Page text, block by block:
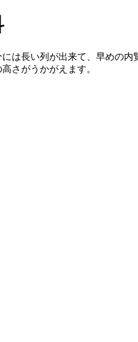
は長い列が出来て、早めの
さがうかがえます。